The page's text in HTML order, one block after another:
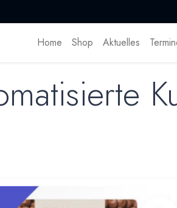
Home Shop Aktuelles